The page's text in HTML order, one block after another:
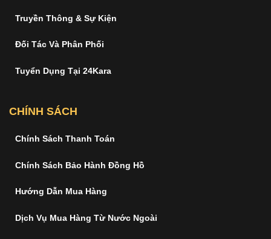
Truyền Thông & Sự Kiện
Đối Tác Và Phân Phối
Tuyển Dụng Tại 24Kara
CHÍNH SÁCH
Chính Sách Thanh Toán
Chính Sách Bảo Hành Đồng Hồ
Hướng Dẫn Mua Hàng
Dịch Vụ Mua Hàng Từ Nước Ngoài